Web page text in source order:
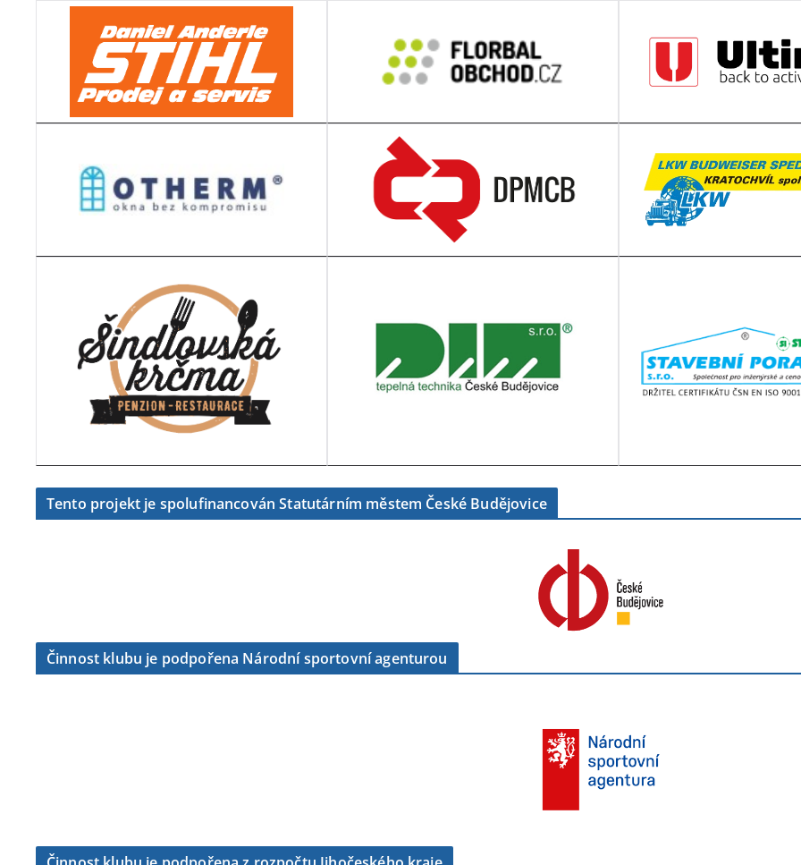
Tento projekt je spolufinancován Statutárním městem České Budějovice
Činnost klubu je podpořena Národní sportovní agenturou